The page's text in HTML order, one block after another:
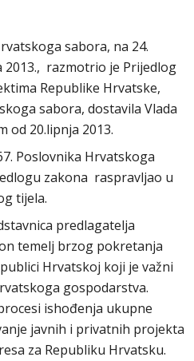
sabora, na 24.
2013., razmotrio je Prijedlog
Republike Hrvatske,
sabora, dostavila Vlada
od 20.lipnja 2013.
Poslovnika Hrvatskoga
zakona raspravljao u
tijela.
predlagatelja
temelj brzog pokretanja
Hrvatskoj koji je važni
gospodarstva.
ishođenja ukupne
javnih i privatnih projekta
za Republiku Hrvatsku.